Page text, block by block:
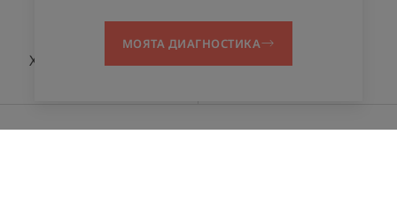
МОЯТА ДИАГНОСТИКА
Хидротерапевтичен